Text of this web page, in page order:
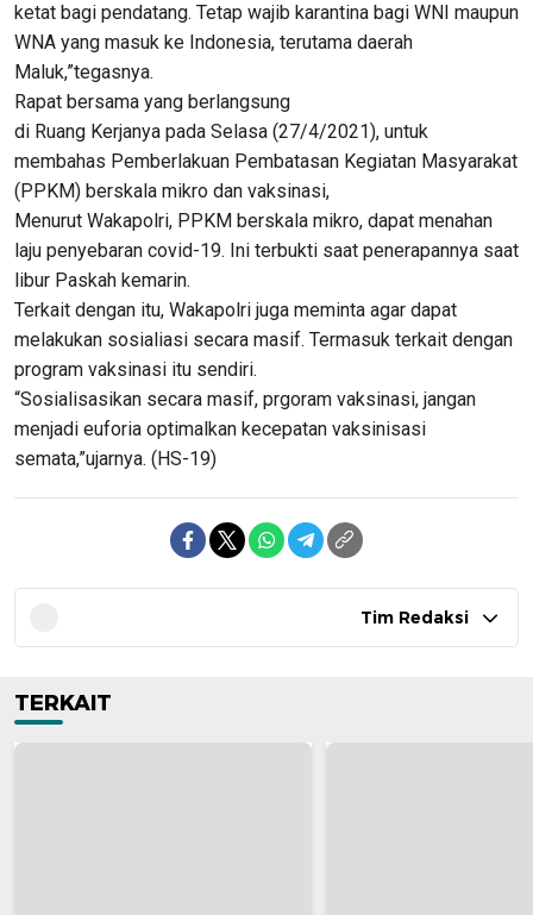
ketat bagi pendatang. Tetap wajib karantina bagi WNI maupun
WNA yang masuk ke Indonesia, terutama daerah
Maluk,”tegasnya.
Rapat bersama yang berlangsung
di Ruang Kerjanya pada Selasa (27/4/2021), untuk
membahas Pemberlakuan Pembatasan Kegiatan Masyarakat
(PPKM) berskala mikro dan vaksinasi,
Menurut Wakapolri, PPKM berskala mikro, dapat menahan
laju penyebaran covid-19. Ini terbukti saat penerapannya saat
libur Paskah kemarin.
Terkait dengan itu, Wakapolri juga meminta agar dapat
melakukan sosialiasi secara masif. Termasuk terkait dengan
program vaksinasi itu sendiri.
“Sosialisasikan secara masif, prgoram vaksinasi, jangan
menjadi euforia optimalkan kecepatan vaksinisasi
semata,”ujarnya. (HS-19)
Tim Redaksi
TERKAIT